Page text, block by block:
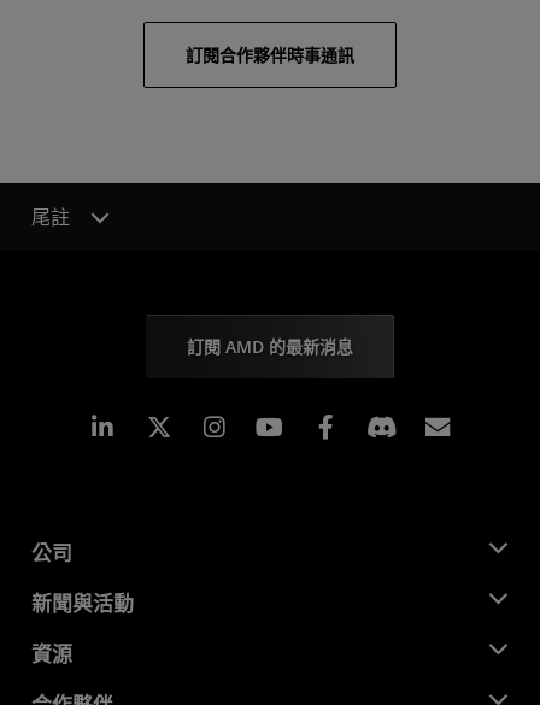
訂閱合作夥伴時事通訊
尾註
訂閱 AMD 的最新消息
Linkedin Instagram Facebook
公司
關於 AMD
企業責任
招聘
新聞與活動
新聞室
資源
開發者中心